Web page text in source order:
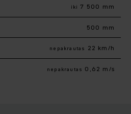
iki 7 500 mm
500 mm
nepakrautas 22 km/h
nepakrautas 0,62 m/s